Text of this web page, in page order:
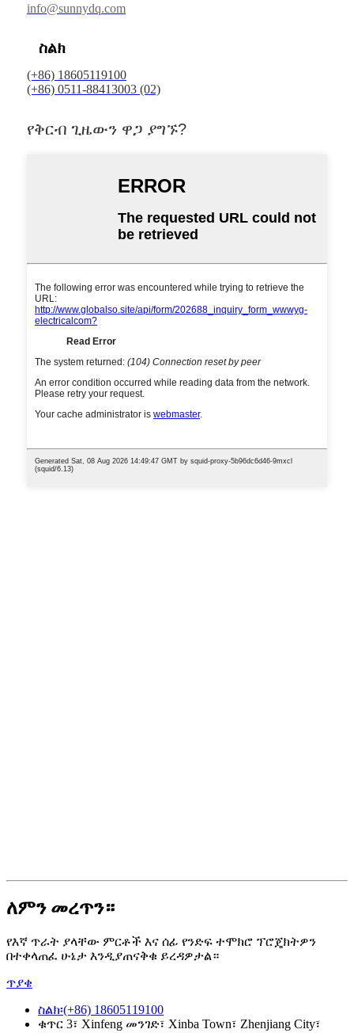
info@sunnydq.com
ስልክ
(+86) 18605119100
(+86) 0511-88413003 (02)
የቅርብ ጊዜውን ዋጋ ያግኙ?
ለምን መረጥን።
የእኛ ጥራት ያላቸው ምርቶች እና ሰፊ የንድፍ ተሞክሮ ፕሮጄክትዎን
በተቀላጠፈ ሁኔታ እንዲያጠናቅቁ ይረዳዎታል።
ጥያቄ
ስልክ፡(+86) 18605119100
ቁጥር 3፣ Xinfeng መንገድ፣ Xinba Town፣ Zhenjiang City፣